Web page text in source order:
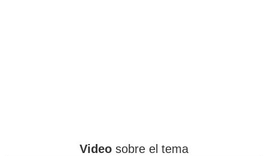
Video sobre el tema